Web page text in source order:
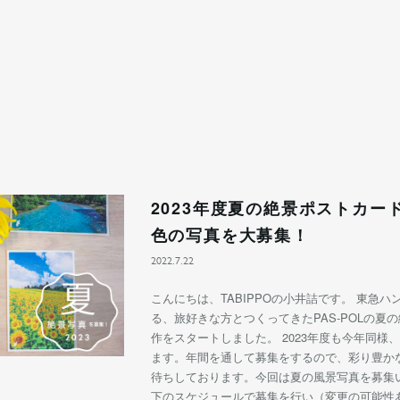
2023年度夏の絶景ポストカー
色の写真を大募集！
2022.7.22
こんにちは、TABIPPOの小井詰です。 東急ハ
る、旅好きな方とつくってきたPAS-POLの夏
作をスタートしました。 2023年度も今年同様
ます。年間を通して募集をするので、彩り豊
待ちしております。今回は夏の風景写真を募
下のスケジュールで募集を行い（変更の可能